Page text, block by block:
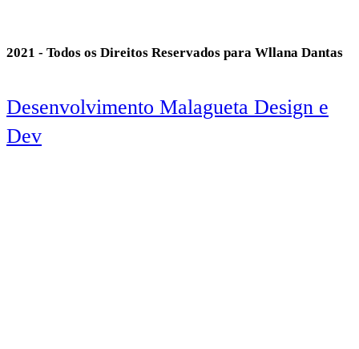
2021 - Todos os Direitos Reservados para Wllana Dantas
Desenvolvimento Malagueta Design e
Dev